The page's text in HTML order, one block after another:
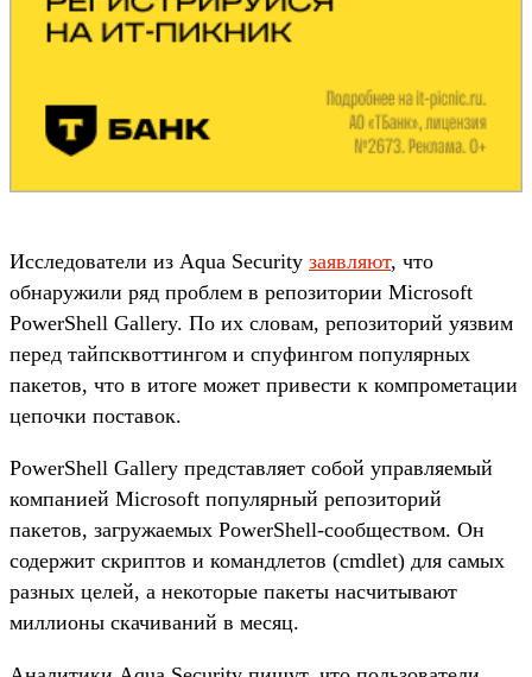
Исследователи из Aqua Security заявляют, что
обнаружили ряд проблем в репозитории Microsoft
PowerShell Gallery. По их словам, репозиторий уязвим
перед тайпсквоттингом и спуфингом популярных
пакетов, что в итоге может привести к компрометации
цепочки поставок.
PowerShell Gallery представляет собой управляемый
компанией Microsoft популярный репозиторий
пакетов, загружаемых PowerShell-сообществом. Он
содержит скриптов и командлетов (cmdlet) для самых
разных целей, а некоторые пакеты насчитывают
миллионы скачиваний в месяц.